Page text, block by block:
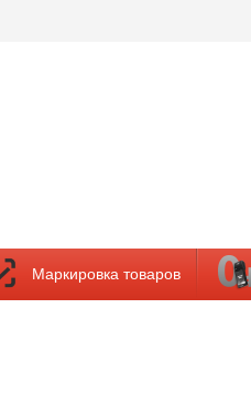
Маркировка товаров